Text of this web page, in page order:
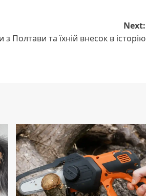
Next:
з Полтави та їхній внесок в історію